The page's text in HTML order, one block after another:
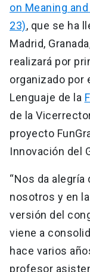
on Meaning
23), que se ha
Madrid,
realizará por
organizado por
Lenguaje de la
de la
proyecto
Innovación del
“Nos da
nosotros y en
versión del
viene a
hace varios
profesor